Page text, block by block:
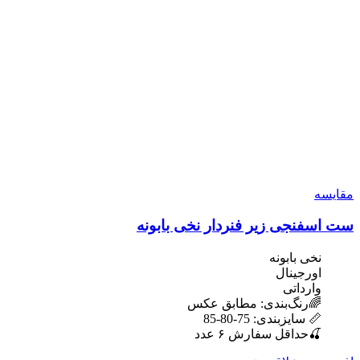
مقایسه
ست اسفنجی زیر فنردار نخی بابونه
نخی بابونه
اورجینال
وارداتی
🌈رنگ‌بندی: مطابق عکس
📏 سایزبندی: 75-80-85
🍒حداقل سفارش ۶ عدد